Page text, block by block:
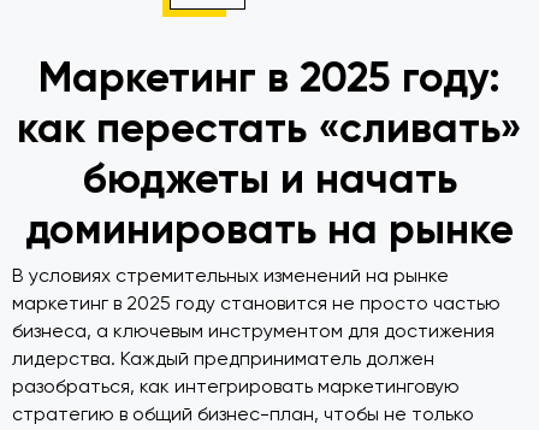
Маркетинг в 2025 году:
как перестать «сливать»
бюджеты и начать
доминировать на рынке
В условиях стремительных изменений на рынке
маркетинг в 2025 году становится не просто частью
бизнеса, а ключевым инструментом для достижения
лидерства. Каждый предприниматель должен
разобраться, как интегрировать маркетинговую
стратегию в общий бизнес-план, чтобы не только